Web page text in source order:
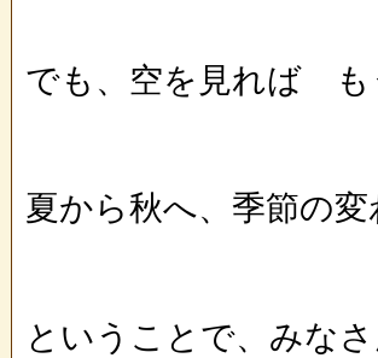
でも、空を見れば も
夏から秋へ、季節の
ということで、みな